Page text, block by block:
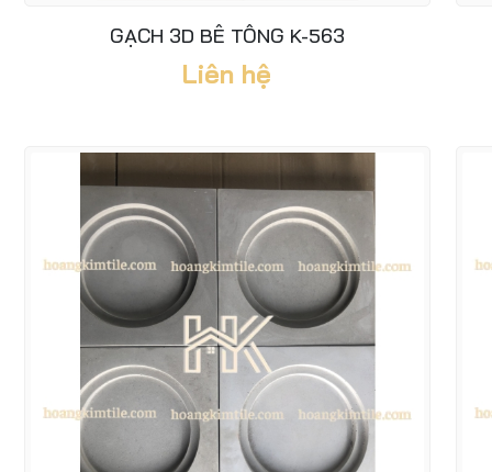
GẠCH 3D BÊ TÔNG K-563
Liên hệ